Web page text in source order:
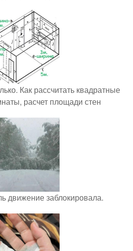
Как рассчитать квадратные
расчет площади стен
движение заблокировала.